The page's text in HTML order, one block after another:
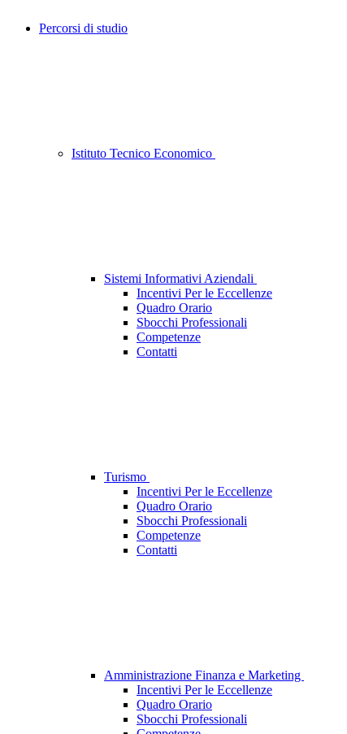
Percorsi di studio
Istituto Tecnico Economico
Sistemi Informativi Aziendali
Incentivi Per le Eccellenze
Quadro Orario
Sbocchi Professionali
Competenze
Contatti
Turismo
Incentivi Per le Eccellenze
Quadro Orario
Sbocchi Professionali
Competenze
Contatti
Amministrazione Finanza e Marketing
Incentivi Per le Eccellenze
Quadro Orario
Sbocchi Professionali